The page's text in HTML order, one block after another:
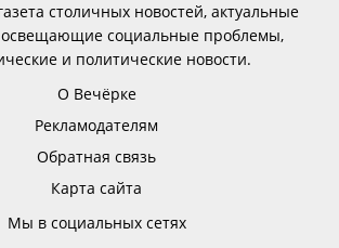
столичных новостей, актуальные
социальные проблемы,
и политические новости.
О Вечёрке
Рекламодателям
Обратная связь
Карта сайта
Мы в социальных сетях